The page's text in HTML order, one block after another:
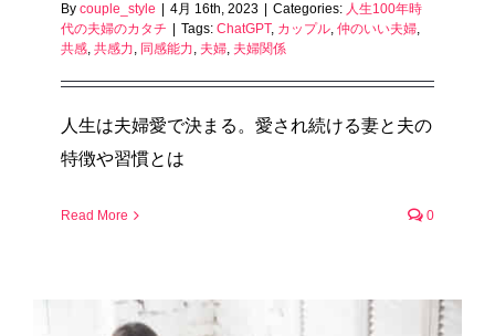
By couple_style 4月 16th, 2023 Categories: 人生100年時
代の夫婦のカタチ
Tags: ChatGPT, カップル, 仲のいい夫婦,
共感, 共感力, 同感能力, 夫婦, 夫婦関係
人生は夫婦愛で決まる。愛され続ける妻と夫の
特徴や習慣とは
Read More 0